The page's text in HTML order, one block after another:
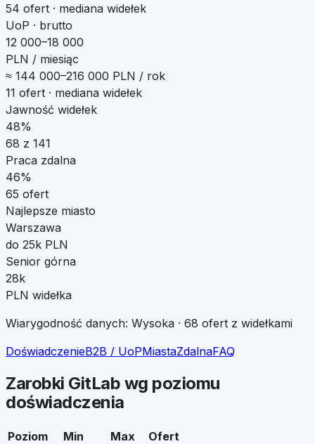
54 ofert · mediana widełek
UoP · brutto
12 000–18 000
PLN / miesiąc
≈ 144 000–216 000 PLN / rok
11 ofert · mediana widełek
Jawność widełek
48%
68 z 141
Praca zdalna
46%
65 ofert
Najlepsze miasto
Warszawa
do 25k PLN
Senior górna
28k
PLN widełka
Wiarygodność danych: Wysoka · 68 ofert z widełkami
DoświadczenieB2B / UoPMiastaZdalnaFAQ
Zarobki GitLab wg poziomu
doświadczenia
Poziom Min Max
Ofert